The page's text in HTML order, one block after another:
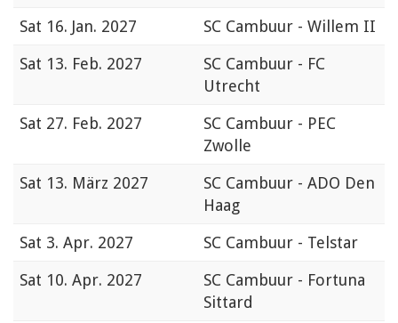
Sat 16. Jan. 2027
SC Cambuur - Willem II
Sat 13. Feb. 2027
SC Cambuur - FC
Utrecht
Sat 27. Feb. 2027
SC Cambuur - PEC
Zwolle
Sat 13. März 2027
SC Cambuur - ADO Den
Haag
Sat 3. Apr. 2027
SC Cambuur - Telstar
Sat 10. Apr. 2027
SC Cambuur - Fortuna
Sittard